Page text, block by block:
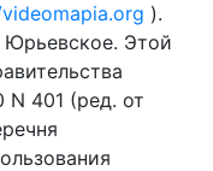
).
Юрьевское. Этой
N 401 (ред. от